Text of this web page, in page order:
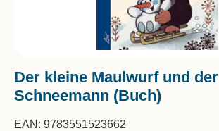
Der kleine Maulwurf und der
Schneemann (Buch)
EAN: 9783551523662